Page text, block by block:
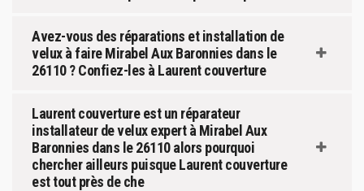
Avez-vous des réparations et installation de
velux à faire Mirabel Aux Baronnies dans le
26110 ? Confiez-les à Laurent couverture
Laurent couverture est un réparateur
installateur de velux expert à Mirabel Aux
Baronnies dans le 26110 alors pourquoi
chercher ailleurs puisque Laurent couverture
est tout près de che